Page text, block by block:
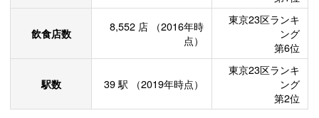
飲食店数 8,552 店
（2016年時
点）
東京23区ランキ
ング
第6位
駅数 39 駅 （2019年時点）
東京23区ランキ
ング
第2位